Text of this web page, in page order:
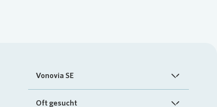
Vonovia SE
Startseite
Oft gesucht